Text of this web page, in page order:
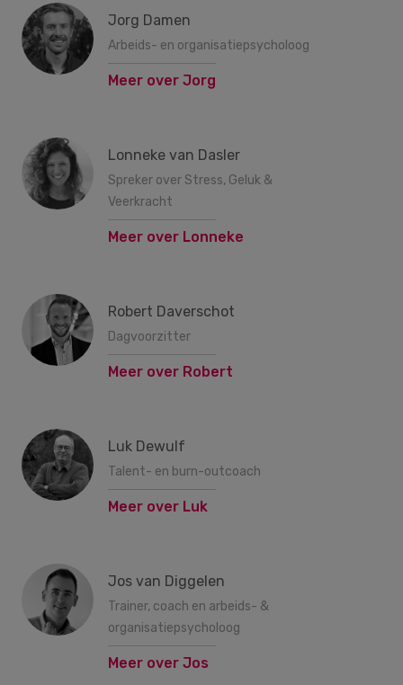
Jorg Damen
Arbeids- en organisatiepsycholoog
Meer over Jorg
Lonneke van Dasler
Spreker over Stress, Geluk &
Veerkracht
Meer over Lonneke
Robert Daverschot
Dagvoorzitter
Meer over Robert
Luk Dewulf
Talent- en burn-outcoach
Meer over Luk
Jos van Diggelen
Trainer, coach en arbeids- &
organisatiepsycholoog
Meer over Jos